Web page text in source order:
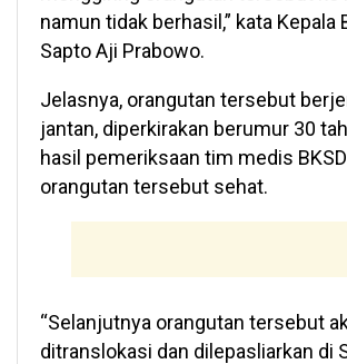
namun tidak berhasil,” kata Kepala
Sapto Aji Prabowo.
Jelasnya, orangutan tersebut
jantan, diperkirakan berumur 30
hasil pemeriksaan tim medis
orangutan tersebut sehat.
“Selanjutnya orangutan tersebut
ditranslokasi dan dilepasliarkan di